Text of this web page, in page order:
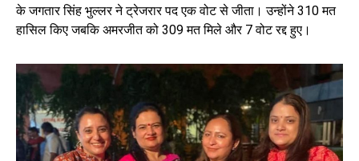
के जगतार सिंह भुल्लर ने ट्रेजरार पद एक वोट से जीता। उन्होंने 310 मत
हासिल किए जबकि अमरजीत को 309 मत मिले और 7 वोट रद्द हुए।